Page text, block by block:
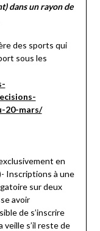
dans un rayon de
des sports qui
sous les
20-mars/
en
Inscriptions à une
sur deux
avoir
de s’inscrire
s’il reste de